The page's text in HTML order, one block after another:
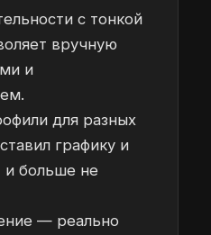
с тонкой
вручную
и
для разных
графику и
и больше не
— реально